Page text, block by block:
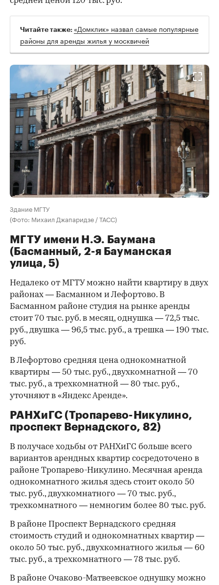
Читайте также: «Домклик» назвал самые популярные
районы для аренды жилья у москвичей
Здание МГТУ
(Фото: Михаил Джапаридзе / ТАСС)
МГТУ имени Н.Э. Баумана
(Басманный, 2-я Бауманская
улица, 5)
Недалеко от МГТУ можно найти квартиру в двух
районах — Басманном и Лефортово. В
Басманном районе студия на рынке аренды
стоит 70 тыс. руб. в месяц, однушка — 72,5 тыс.
руб., двушка — 96,5 тыс. руб., а трешка — 190 тыс.
руб.
В Лефортово средняя цена однокомнатной
квартиры — 50 тыс. руб., двухкомнатной — 70
тыс. руб., а трехкомнатной — 80 тыс. руб.,
уточняют в «Яндекс Аренде».
РАНХиГС (Тропарево-Никулино,
проспект Вернадского, 82)
В получасе ходьбы от РАНХиГС больше всего
вариантов арендных квартир сосредоточено в
районе Тропарево-Никулино. Месячная аренда
однокомнатного жилья здесь стоит около 50
тыс. руб., двухкомнатного — 70 тыс. руб.,
трехкомнатного — немногим более 80 тыс. руб.
В районе Проспект Вернадского средняя
стоимость студий и однокомнатных квартир —
около 50 тыс. руб., двухкомнатного жилья — 60
тыс. руб., а трехкомнатного — 78 тыс. руб.
В районе Очаково-Матвеевское однушку можно